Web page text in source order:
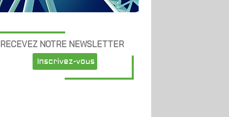
RECEVEZ NOTRE NEWSLETTER
Inscrivez-vous